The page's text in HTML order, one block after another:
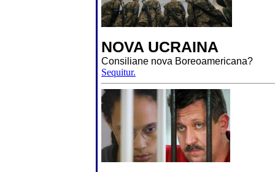
NOVA UCRAINA
Consiliane nova Boreoamericana?
Sequitur.